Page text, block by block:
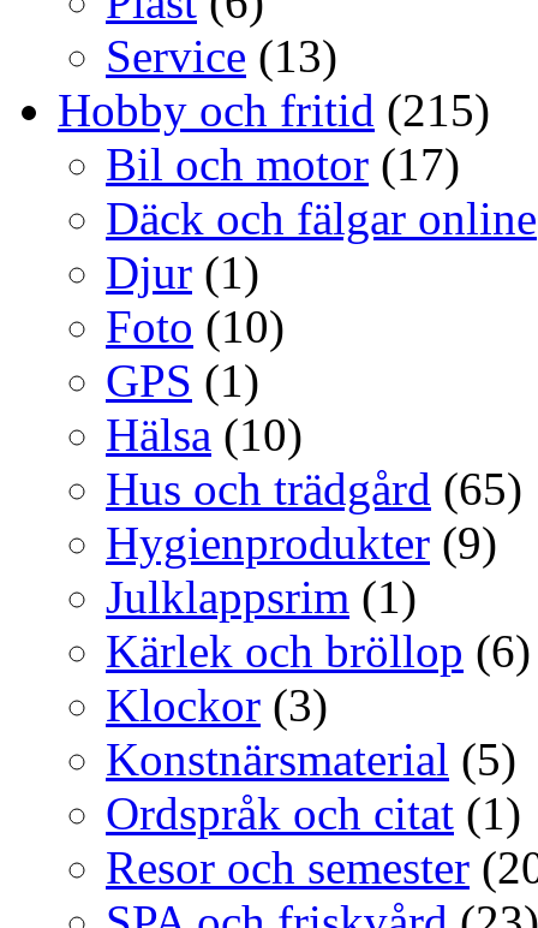
Service (13)
Hobby och fritid (215)
Bil och motor (17)
Däck och fälgar online
Djur (1)
Foto (10)
GPS (1)
Hälsa (10)
Hus och trädgård (65)
Hygienprodukter (9)
Julklappsrim (1)
Kärlek och bröllop (6)
Klockor (3)
Konstnärsmaterial (5)
Ordspråk och citat (1)
Resor och semester